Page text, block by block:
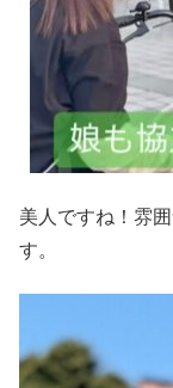
美人ですね！雰
す。